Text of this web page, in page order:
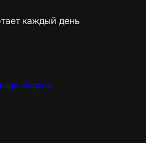
каждый день